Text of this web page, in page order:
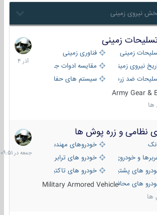
زمینی
زمینی
فناوری زمینی
نیروی زمینی
مقایسه ادوات جنگی
ضد زره
سیستم های حفاظت فعال
Army Gear
21
آذر
1404
و زره پوش ها
خودروهای مهندسی
و خودروی های رزمی پیاده نظام
خودرو های ترابری نظامی
های پشتیبانی آتش ، شناسایی و ضد تانک
خودرو های تاکتیکی نظامی
های محافظت شده
Military Armored Vehicle
جمعه
در
09:51